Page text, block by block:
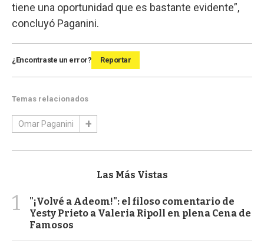
tiene una oportunidad que es bastante evidente”,
concluyó Paganini.
¿Encontraste un error? Reportar
Temas relacionados
Omar Paganini
Las Más Vistas
1
"¡Volvé a Adeom!": el filoso comentario de
Yesty Prieto a Valeria Ripoll en plena Cena de
Famosos